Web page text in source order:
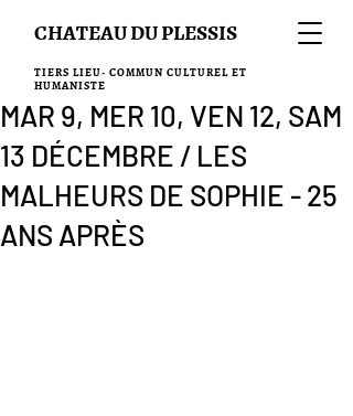
CHATEAU DU PLESSIS
TIERS LIEU- COMMUN CULTUREL ET
HUMANISTE
MAR 9, MER 10, VEN 12, SAM
13 DÉCEMBRE / LES
MALHEURS DE SOPHIE - 25
ANS APRÈS